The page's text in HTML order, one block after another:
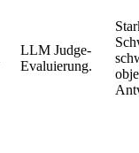
LLM Judge-
Evaluierung.